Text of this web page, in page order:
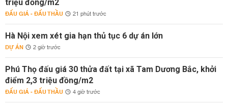
triệu đồng/m2
ĐẤU GIÁ - ĐẤU THẦU 21 phút trước
Hà Nội xem xét gia hạn thủ tục 6 dự án lớn
DỰ ÁN 2 giờ trước
Phú Thọ đấu giá 30 thửa đất tại xã Tam Dương Bắc, khởi
điểm 2,3 triệu đồng/m2
ĐẤU GIÁ - ĐẤU THẦU 4 giờ trước